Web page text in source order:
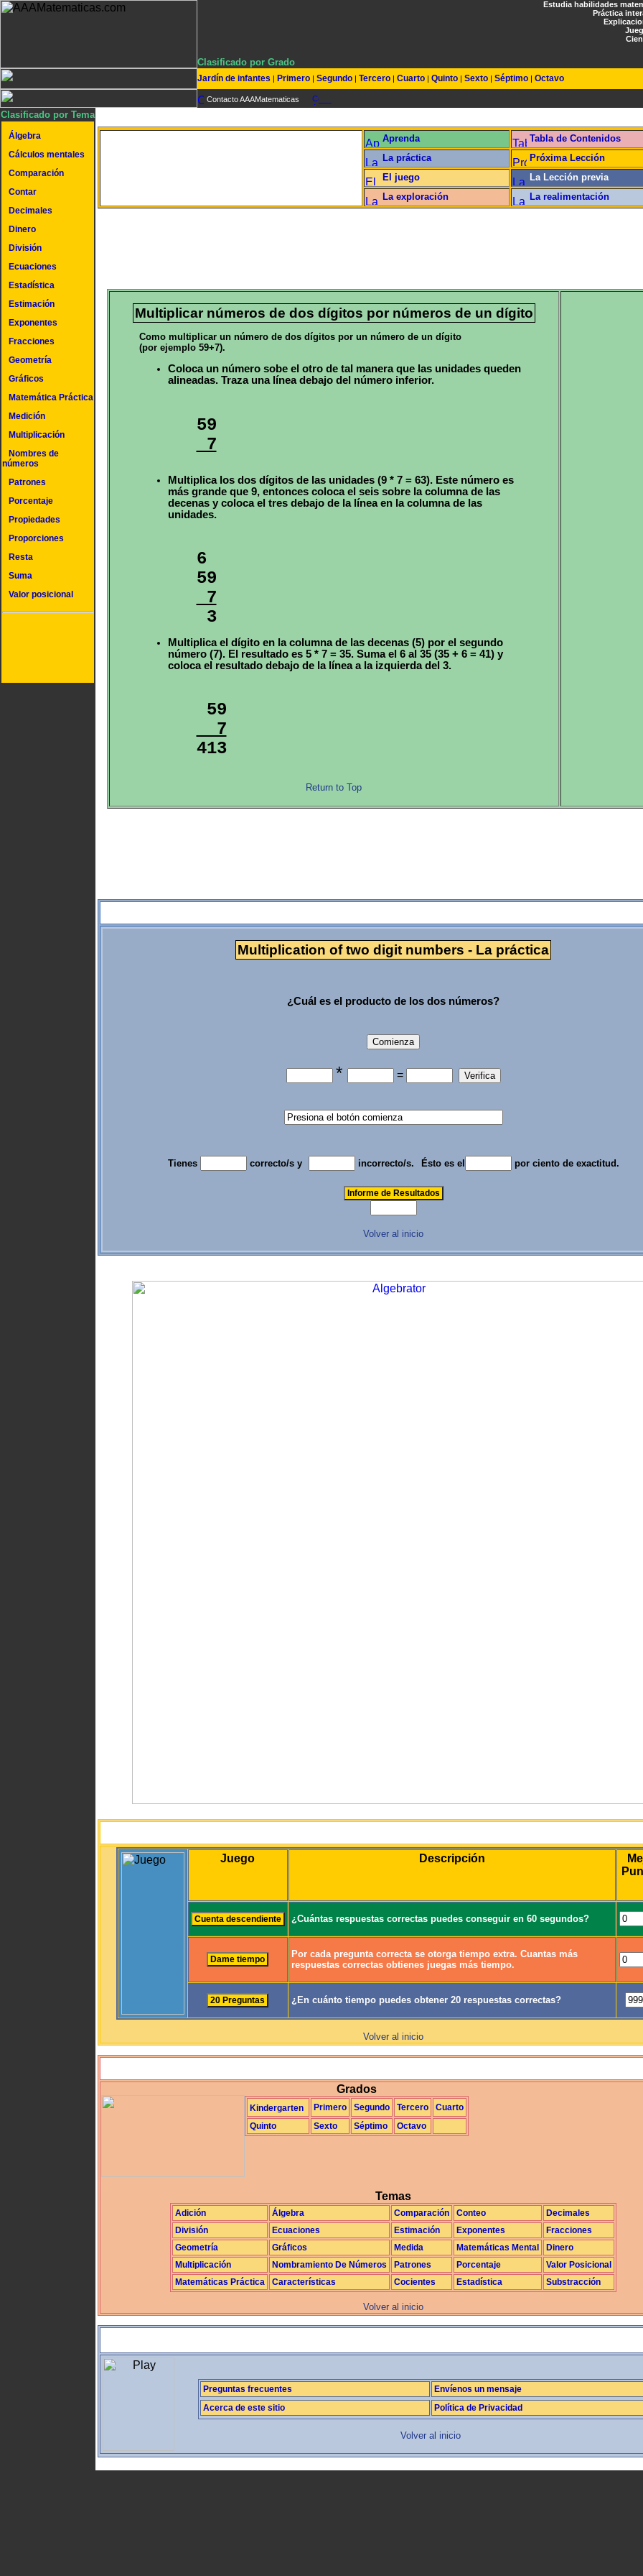
Clasificado por Grado
Estudia habilidades
Práctica
Jardín de infantes | Primero | Segundo | Tercero | Cuarto | Quinto | Sexto | Séptimo | Octavo
Contacto AAAMatematicas
Clasificado por Tema
Álgebra
Cálculos mentales
Comparación
Contar
Decimales
Dinero
División
Ecuaciones
Estadística
Estimación
Exponentes
Fracciones
Geometría
Gráficos
Matemática Práctica
Medición
Multiplicación
Nombres de
números
Patrones
Porcentaje
Propiedades
Proporciones
Resta
Suma
Valor posicional
Aprenda
Tabla de Contenidos
La práctica
Próxima Lección
El juego
La Lección previa
La exploración
La realimentación
Multiplicar números de dos dígitos por números de un dígito
Como multiplicar un número de dos dígitos por un número de un dígito
(por ejemplo 59+7).
Coloca un número sobe el otro de tal manera que las unidades queden
alineadas. Traza una línea debajo del número inferior.
7
Multiplica los dos dígitos de las unidades (9 * 7 = 63). Este número es
más grande que 9, entonces coloca el seis sobre la columna de las
decenas y coloca el tres debajo de la línea en la columna de las
unidades.
6
7
3
Multiplica el dígito en la columna de las decenas (5) por el segundo
número (7). El resultado es 5 * 7 = 35. Suma el 6 al 35 (35 + 6 = 41) y
coloca el resultado debajo de la línea a la izquierda del 3.
7
413
Return to Top
Multiplication of two digit numbers - La práctica
¿Cuál es el producto de los dos números?
* =
Tienes correcto/s y incorrecto/s. Ésto es el por ciento de exactitud.
Volver al inicio
Juego Descripción
¿Cuántas respuestas correctas puedes conseguir en 60 segundos?
Por cada pregunta correcta se otorga tiempo extra. Cuantas más
respuestas correctas obtienes juegas más tiempo.
¿En cuánto tiempo puedes obtener 20 respuestas correctas?
Volver al inicio
Grados
Kindergarten Primero Segundo Tercero
Cuarto
Quinto
Sexto Séptimo Octavo
Temas
Adición Álgebra Comparación Conteo
Decimales
División
Ecuaciones Estimación Exponentes
Fracciones
Geometría
Gráficos Medida Matemáticas Mental
Dinero
Multiplicación
Nombramiento De Números Patrones Porcentaje
Valor Posicional
Matemáticas Práctica
Características Cocientes Estadística Substracción
Volver al inicio
Preguntas frecuentes
Envíenos un mensaje
Acerca de este sitio
Política de Privacidad
Volver al inicio